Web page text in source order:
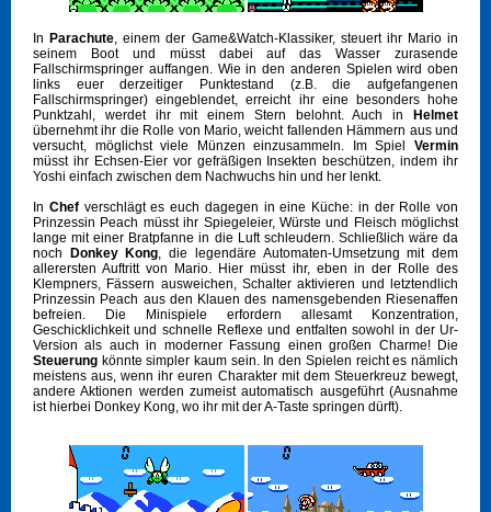
In Parachute, einem der Game&Watch-Klassiker, steuert ihr Mario in
seinem Boot und müsst dabei auf das Wasser zurasende
Fallschirmspringer auffangen. Wie in den anderen Spielen wird oben
links euer derzeitiger Punktestand (z.B. die aufgefangenen
Fallschirmspringer) eingeblendet, erreicht ihr eine besonders hohe
Punktzahl, werdet ihr mit einem Stern belohnt. Auch in
Helmet
übernehmt ihr die Rolle von Mario, weicht fallenden Hämmern aus und
versucht, möglichst viele Münzen einzusammeln. Im Spiel Vermin
müsst ihr Echsen-Eier vor gefräßigen Insekten beschützen, indem ihr
Yoshi einfach zwischen dem Nachwuchs hin und her lenkt.
In Chefverschlägt es euch dagegen in eine Küche: in der Rolle von
Prinzessin Peach müsst ihr Spiegeleier, Würste und Fleisch möglichst
lange mit einer Bratpfanne in die Luft schleudern. Schließlich wäre da
noch
Donkey Kong, die legendäre Automaten-Umsetzung mit dem
allerersten Auftritt von Mario. Hier müsst ihr, eben in der Rolle des
Klempners, Fässern ausweichen, Schalter aktivieren und letztendlich
Prinzessin Peach aus den Klauen des namensgebenden Riesenaffen
befreien. Die Minispiele erfordern allesamt Konzentration,
Geschicklichkeit und schnelle Reflexe und entfalten sowohl in der Ur-
Version als auch in moderner Fassung einen großen Charme! Die
Steuerung könnte simpler kaum sein. In den Spielen reicht es nämlich
meistens aus, wenn ihr euren Charakter mit dem Steuerkreuz bewegt,
andere Aktionen werden zumeist automatisch ausgeführt (Ausnahme
ist hierbei Donkey Kong, wo ihr mit der A-Taste springen dürft).